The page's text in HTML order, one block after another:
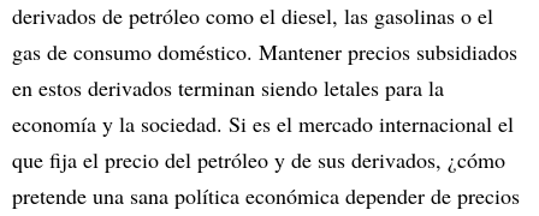
derivados de petróleo como el diesel, las gasolinas o el
gas de consumo doméstico. Mantener precios subsidiados
en estos derivados terminan siendo letales para la
economía y la sociedad. Si es el mercado internacional el
que fija el precio del petróleo y de sus derivados, ¿cómo
pretende una sana política económica depender de precios